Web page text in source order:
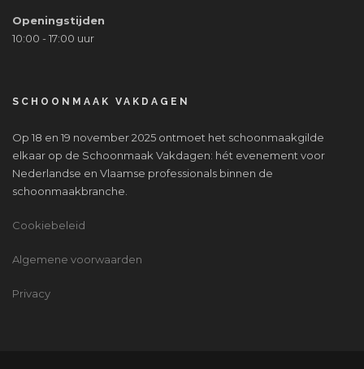
Openingstijden
10:00 - 17:00 uur
SCHOONMAAK VAKDAGEN
Op 18 en 19 november 2025 ontmoet het schoonmaakgilde
elkaar op de Schoonmaak Vakdagen: hét evenement voor
Nederlandse en Vlaamse professionals binnen de
schoonmaakbranche.
Cookiebeleid
Algemene voorwaarden
Privacy